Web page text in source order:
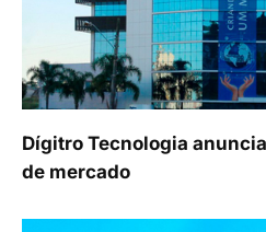
Dígitro Tecnologia
de mercado